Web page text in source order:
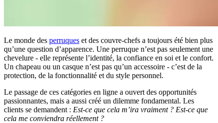
Le monde des perruques et des couvre-chefs a toujours été bien plus
qu’une question d’apparence. Une perruque n’est pas seulement une
chevelure - elle représente l’identité, la confiance en soi et le confort.
Un chapeau ou un casque n’est pas qu’un accessoire - c’est de la
protection, de la fonctionnalité et du style personnel.
Le passage de ces catégories en ligne a ouvert des opportunités
passionnantes, mais a aussi créé un dilemme fondamental. Les
clients se demandent : Est-ce que cela m’ira vraiment ? Est-ce que
cela me conviendra réellement ?